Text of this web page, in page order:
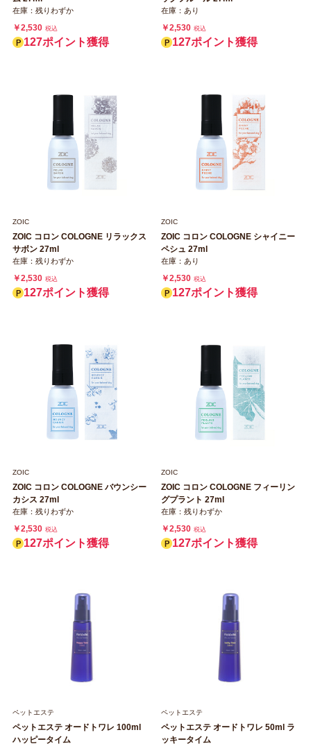
在庫：残りわずか
￥2,530 税込
127ポイント獲得
在庫：あり
￥2,530 税込
127ポイント獲得
ZOIC
ZOIC コロン COLOGNE リラックス
サボン 27ml
在庫：残りわずか
￥2,530 税込
127ポイント獲得
ZOIC
ZOIC コロン COLOGNE シャイニー
ペシュ 27ml
在庫：あり
￥2,530 税込
127ポイント獲得
ZOIC
ZOIC コロン COLOGNE バウンシー
カシス 27ml
在庫：残りわずか
￥2,530 税込
127ポイント獲得
ZOIC
ZOIC コロン COLOGNE フィーリン
グプラント 27ml
在庫：残りわずか
￥2,530 税込
127ポイント獲得
ペットエステ
ペットエステ オードトワレ 100ml
ハッピータイム
ペットエステ
ペットエステ オードトワレ 50ml ラ
ッキータイム